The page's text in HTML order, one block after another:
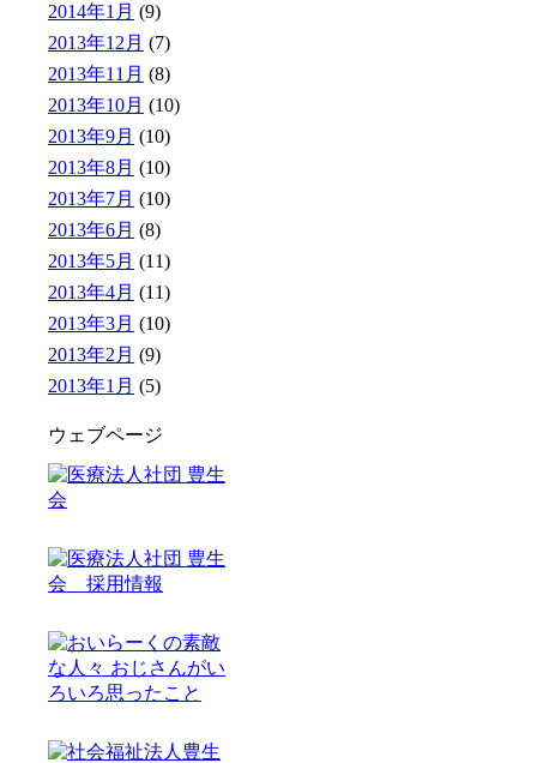
2014年1月 (9)
2013年12月 (7)
2013年11月 (8)
2013年10月 (10)
2013年9月 (10)
2013年8月 (10)
2013年7月 (10)
2013年6月 (8)
2013年5月 (11)
2013年4月 (11)
2013年3月 (10)
2013年2月 (9)
2013年1月 (5)
ウェブページ